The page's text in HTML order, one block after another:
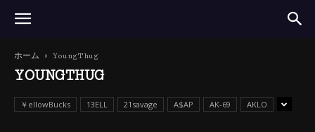
ホーム YoungThug
YOUNGTHUG
￥ellowBucks 13ELL 21savage A$AP AK-69 AKLO